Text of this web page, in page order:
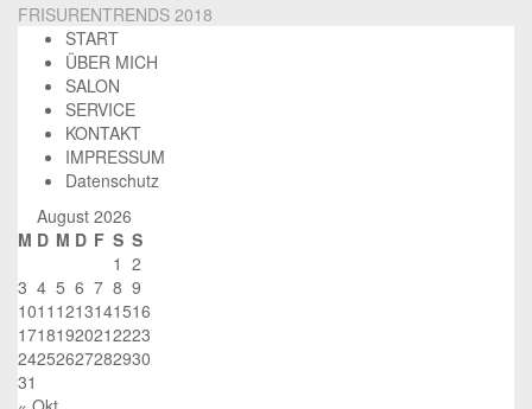
FRISURENTRENDS 2018
START
ÜBER MICH
SALON
SERVICE
KONTAKT
IMPRESSUM
Datenschutz
August 2026
M D M D F S S
1 2
3 4 5 6 7 8 9
1011 1213141516
17181920212223
24252627282930
31